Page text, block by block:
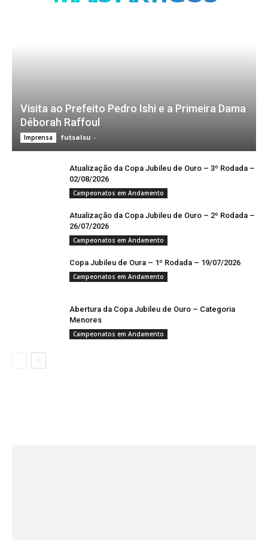
Visita ao Prefeito Pedro Ishi e a Primeira Dama
Déborah Raffoul
Imprensa futsalsu -
Atualização da Copa Jubileu de Ouro – 3º Rodada –
02/08/2026
Campeonatos em Andamento
Atualização da Copa Jubileu de Ouro – 2º Rodada –
26/07/2026
Campeonatos em Andamento
Copa Jubileu de Oura – 1º Rodada – 19/07/2026
Campeonatos em Andamento
Abertura da Copa Jubileu de Ouro – Categoria
Menores
Campeonatos em Andamento